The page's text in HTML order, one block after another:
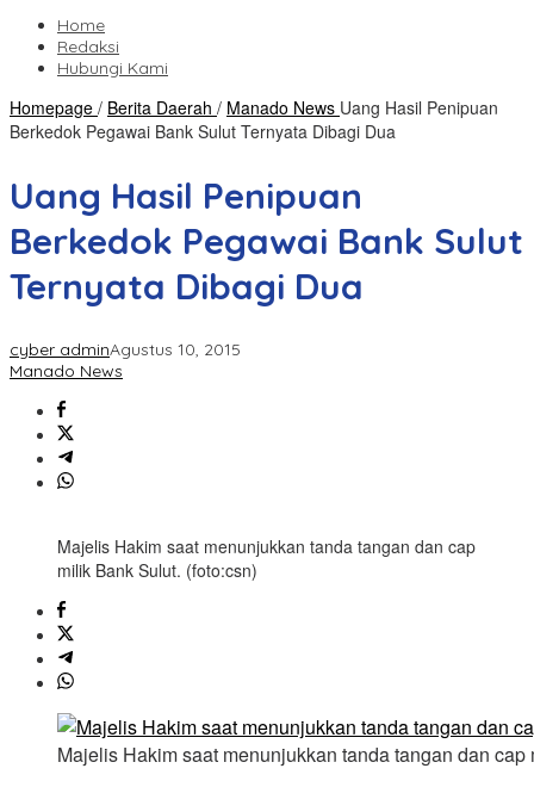
Home
Redaksi
Hubungi Kami
Homepage / Berita Daerah / Manado News Uang Hasil Penipuan
Berkedok Pegawai Bank Sulut Ternyata Dibagi Dua
Uang Hasil Penipuan
Berkedok Pegawai Bank Sulut
Ternyata Dibagi Dua
cyber adminAgustus 10, 2015
Manado News
Majelis Hakim saat menunjukkan tanda tangan dan cap
milik Bank Sulut. (foto:csn)
Majelis Hakim saat menunjukkan tanda tangan dan